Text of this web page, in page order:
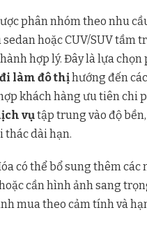
phân nhóm theo nhu
hoặc CUV/SUV tầm
hợp lý. Đây là lựa
làm đô thịhướng đến
khách hàng ưu tiên chi
vụtập trung vào độ
thác dài hạn.
có thể bổ sung thêm các
cần hình ảnh sang
mua theo cảm tính và